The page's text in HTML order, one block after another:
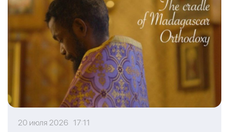
20 июля 2026 17:11